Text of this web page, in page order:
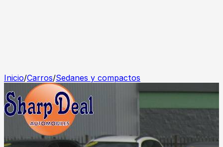
Inicio/Carros/Sedanes y compactos